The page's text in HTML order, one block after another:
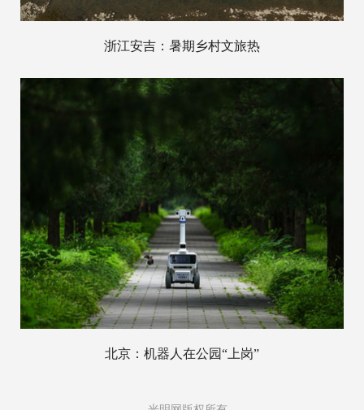
浙江安吉：暑期乡村文旅热
北京：机器人在公园“上岗”